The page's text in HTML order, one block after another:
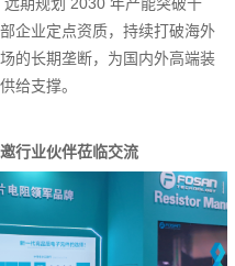
期规划 2030 年产能突破千
企业定点资质，持续打破海外
的长期垄断，为国内外高端装
给支撑。
行业伙伴莅临交流